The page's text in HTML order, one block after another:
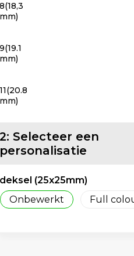
8(18,3
mm)
9(19.1
mm)
11(20.8
mm)
2: Selecteer een
personalisatie
deksel (25x25mm)
Onbewerkt
Full